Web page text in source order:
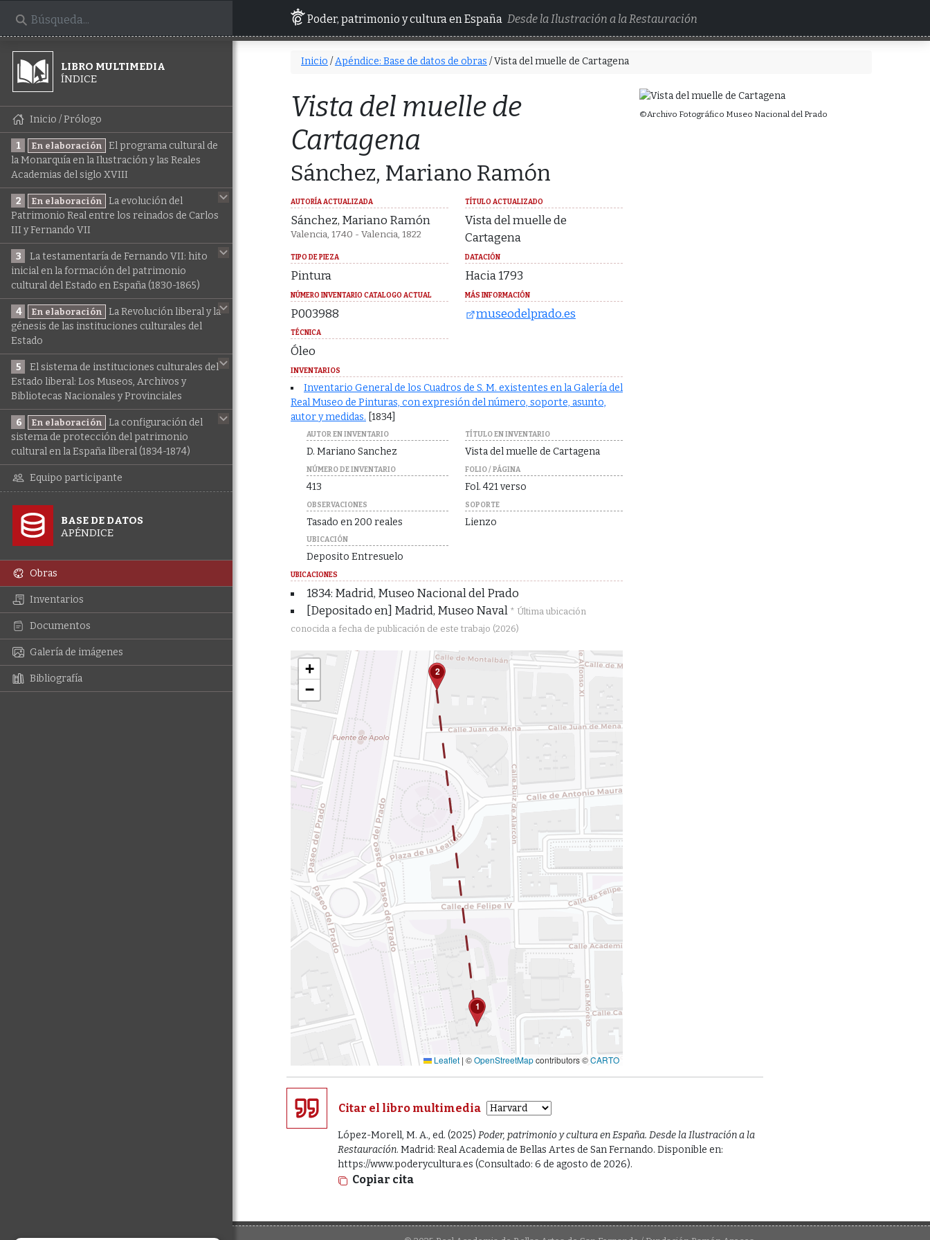
Poder, patrimonio y cultura en España Desde la Ilustración a la Restauración
LIBRO MULTIMEDIA
ÍNDICE
Inicio / Prólogo
1 En elaboración
El programa cultural de
la Monarquía en la Ilustración y las Reales
Academias del siglo XVIII
2 En elaboración
La evolución del
Patrimonio Real entre los reinados de Carlos
III y Fernando VII
3
La testamentaría de Fernando VII: hito
inicial en la formación del patrimonio
cultural del Estado en España (1830-1865)
4 En elaboración
La Revolución liberal y la
génesis de las instituciones culturales del
Estado
5
El sistema de instituciones culturales del
Estado liberal: Los Museos, Archivos y
Bibliotecas Nacionales y Provinciales
6 En elaboración
La configuración del
sistema de protección del patrimonio
cultural en la España liberal (1834-1874)
Equipo participante
BASE DE DATOS
APÉNDICE
Obras
Inventarios
Documentos
Galería de imágenes
Bibliografía
Inicio /Apéndice: Base de datos de obras / Vista del muelle de Cartagena
Vista del muelle de
Cartagena
Sánchez, Mariano Ramón
AUTORÍA ACTUALIZADA
Sánchez, Mariano Ramón
Valencia, 1740 - Valencia, 1822
TÍTULO ACTUALIZADO
Vista del muelle de
Cartagena
TIPO DE PIEZA
Pintura
DATACIÓN
Hacia 1793
NÚMERO INVENTARIO CATALOGO ACTUAL
P003988
MÁS INFORMACIÓN
museodelprado.es
TÉCNICA
Óleo
INVENTARIOS
Inventario General de los Cuadros de S. M. existentes en la Galería del
Real Museo de Pinturas, con expresión del número, soporte, asunto,
autor y medidas. [1834]
AUTOR EN INVENTARIO
D. Mariano Sanchez
TÍTULO EN INVENTARIO
Vista del muelle de Cartagena
NÚMERO DE INVENTARIO
413
FOLIO / PÁGINA
Fol. 421 verso
OBSERVACIONES
Tasado en 200 reales
SOPORTE
Lienzo
UBICACIÓN
Deposito Entresuelo
UBICACIONES
1834: Madrid, Museo Nacional del Prado
[Depositado en] Madrid, Museo Naval * Última ubicación
conocida a fecha de publicación de este trabajo (2026)
1
2
+
−
Leaflet | ©OpenStreetMapcontributors ©CARTO
©Archivo Fotográfico Museo Nacional del Prado
Citar el libro multimedia
López-Morell, M. A., ed. (2025) Poder, patrimonio y cultura en España. Desde la Ilustración a la
Restauración. Madrid: Real Academia de Bellas Artes de San Fernando. Disponible en:
https://www.poderycultura.es (Consultado: 6 de agosto de 2026).
Copiar cita